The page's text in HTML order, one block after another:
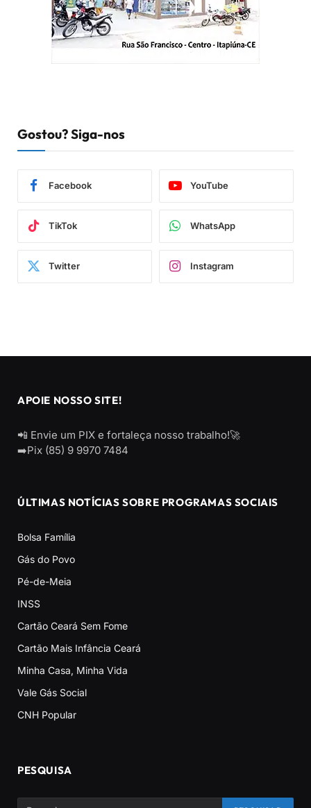
Gostou? Siga-nos
Facebook YouTube
TikTok WhatsApp
Twitter Instagram
APOIE NOSSO SITE!
📲 Envie um PIX e fortaleça nosso trabalho!🚀
➡️Pix (85) 9 9970 7484
ÚLTIMAS NOTÍCIAS SOBRE PROGRAMAS SOCIAIS
Bolsa Família
Gás do Povo
Pé-de-Meia
INSS
Cartão Ceará Sem Fome
Cartão Mais Infância Ceará
Minha Casa, Minha Vida
Vale Gás Social
CNH Popular
PESQUISA